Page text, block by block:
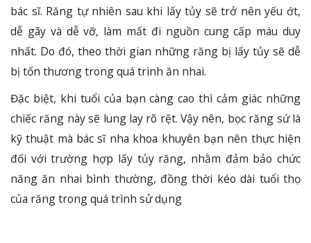
bác sĩ. Răng tự nhiên sau khi lấy tủy sẽ trở nên yếu ớt,
dễ gãy và dễ vỡ, làm mất đi nguồn cung cấp máu duy
nhất. Do đó, theo thời gian những răng bị lấy tủy sẽ dễ
bị tổn thương trong quá trình ăn nhai.
Đặc biệt, khi tuổi của bạn càng cao thì cảm giác những
chiếc răng này sẽ lung lay rõ rệt. Vậy nên, bọc răng sứ là
kỹ thuật mà bác sĩ nha khoa khuyên bạn nên thực hiện
đối với trường hợp lấy tủy răng, nhằm đảm bảo chức
năng ăn nhai bình thường, đồng thời kéo dài tuổi thọ
của răng trong quá trình sử dụng